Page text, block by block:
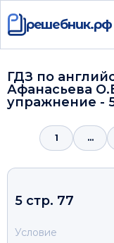
решебник.рф
ГДЗ по
Афанасьева
упражнение -
1 ...
5 стр. 77
Условие